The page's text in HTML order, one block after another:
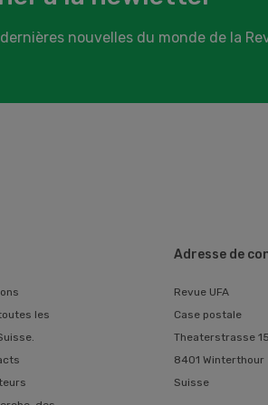
nouvelles du monde de la
les
Adresse de
Revue UFA
Case postale
Theaterstrasse
8401 Winterthour
Suisse